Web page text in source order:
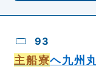
93
主船寮ヘ九州